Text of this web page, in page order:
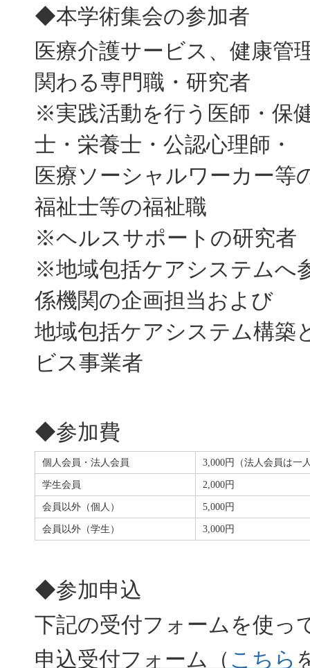
◆本学術集会の参加者
医療介護サービス、健康管
関わる専門職・研究者
※実践活動を行う医師・保
士・栄養士・公認心理師・
医療ソーシャルワーカー等
福祉士等の福祉職
※ヘルスサポートの研究者
※地域包括ケアシステムへ
係機関の企画担当および
地域包括ケアシステム構築
ビス事業者
◆参加費
個人会員・法人会員 3,000円（法人会員は一
学生会員 2,000円
会員以外（個人） 5,000円
会員以外（学生） 3,000円
◆参加申込
下記の受付フォームを使っ
申込受付フォーム（ こちら